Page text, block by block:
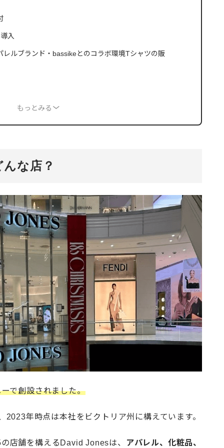
入
ルブランド・bassikeとのコラボ環境Tシャツの販
もっとみる
な店？
で創設されました。
年時点は本社をビクトリア州に構えています。
店舗を構えるDavid Jonesは、
アパレル、化粧品、